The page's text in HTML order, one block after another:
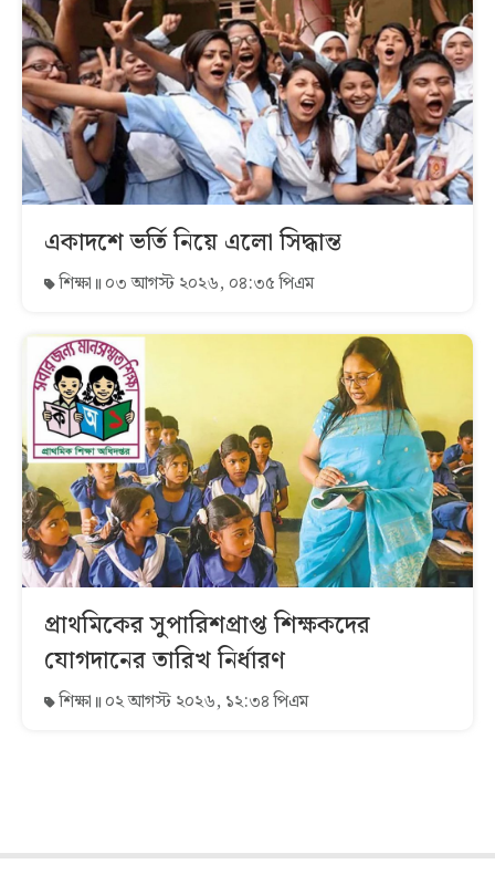
একাদশে ভর্তি নিয়ে এলো সিদ্ধান্ত
শিক্ষা ০৩ আগস্ট ২০২৬, ০৪:৩৫ পিএম
প্রাথমিকের সুপারিশপ্রাপ্ত শিক্ষকদের
যোগদানের তারিখ নির্ধারণ
শিক্ষা ০২ আগস্ট ২০২৬, ১২:৩৪ পিএম